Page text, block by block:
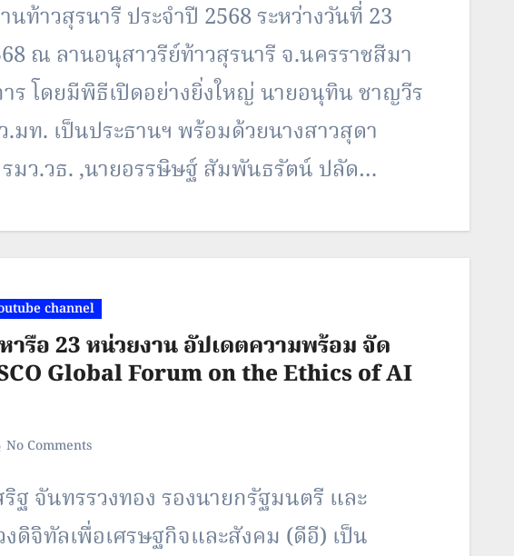
ท้าวสุรนารี ประจำปี 2568 ระหว่างวันที่ 23
ณ ลานอนุสาวรีย์ท้าวสุรนารี จ.นครราชสีมา
าร โดยมีพิธีเปิดอย่างยิ่งใหญ่ นายอนุทิน ชาญวีร
มท. เป็นประธานฯ พร้อมด้วยนางสาวสุดา
มว.วธ. ,นายอรรษิษฐ์ สัมพันธรัตน์ ปลัด
channel
ารือ 23 หน่วยงาน อัปเดตความพร้อม จัด
Global Forum on the Ethics of AI
No Comments
ริฐ จันทรรวงทอง รองนายกรัฐมนตรี และ
ดิจิทัลเพื่อเศรษฐกิจและสังคม (ดีอี) เป็น